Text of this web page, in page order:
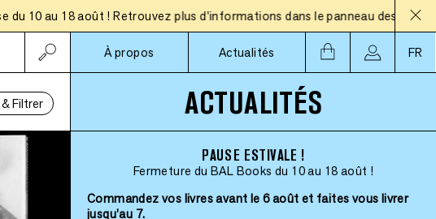
du 10 au 18 août ! Retrouvez plus d'informations dans le panneau des
À propos
Actualités FR
Filtrer ACTUALITÉS
PAUSE ESTIVALE !
Fermeture du BAL Books du 10 au 18 août !
Commandez vos livres avant le 6 août et faites vous livrer
jusqu'au 7.